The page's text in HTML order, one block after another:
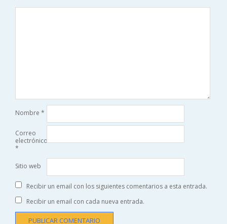
Nombre *
Correo
electrónico
*
Sitio web
Recibir un email con los siguientes comentarios a esta entrada.
Recibir un email con cada nueva entrada.